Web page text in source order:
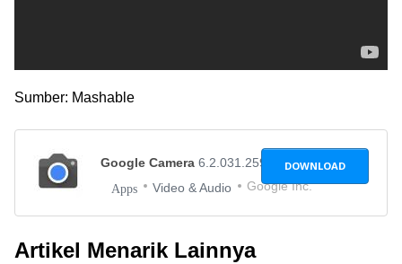
Sumber: Mashable
Google Camera 6.2.031.259661660
Apps Video & Audio Google Inc.
DOWNLOAD
Artikel Menarik Lainnya